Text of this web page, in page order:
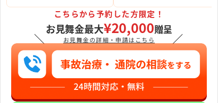
良かったです。
開始から夜まではありがたいで
す。
＼
こちらから予約した方限定！
お見舞金最大¥20,000贈呈
お見舞金の詳細・申請はこちら ／